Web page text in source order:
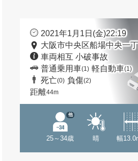
2021年1月1日(金)22:19
大阪市中央区船場中央一
車両相互 小破事故
普通乗用車(1) 軽自動車(1)
死亡(0) 負傷(2)
距離44m
25～34歳
他
晴 幅